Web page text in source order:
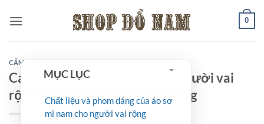
qua
0
CẨM NANG
Cách chọn áo sơ mi nam cho người vai
rộng để mặc đẹp và cân đối dáng
MỤC LỤC
Chất liệu và phom dáng của áo sơ
mi nam cho người vai rộng